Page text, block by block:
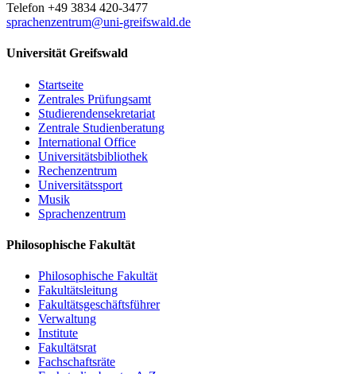
Telefon +49 3834 420-3477
sprachenzentrum@uni-greifswald.de
Universität Greifswald
Startseite
Zentrales Prüfungsamt
Studierendensekretariat
Zentrale Studienberatung
International Office
Universitätsbibliothek
Rechenzentrum
Universitätssport
Musik
Sprachenzentrum
Philosophische Fakultät
Philosophische Fakultät
Fakultätsleitung
Fakultätsgeschäftsführer
Verwaltung
Institute
Fakultätsrat
Fachschaftsräte